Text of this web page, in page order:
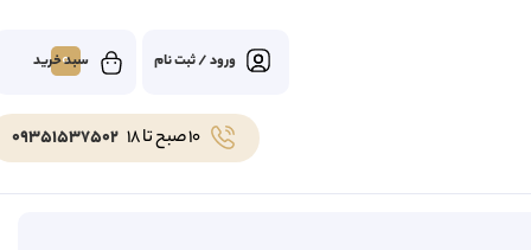
ورود / ثبت نام 0
10 صبح تا 18 09351537502